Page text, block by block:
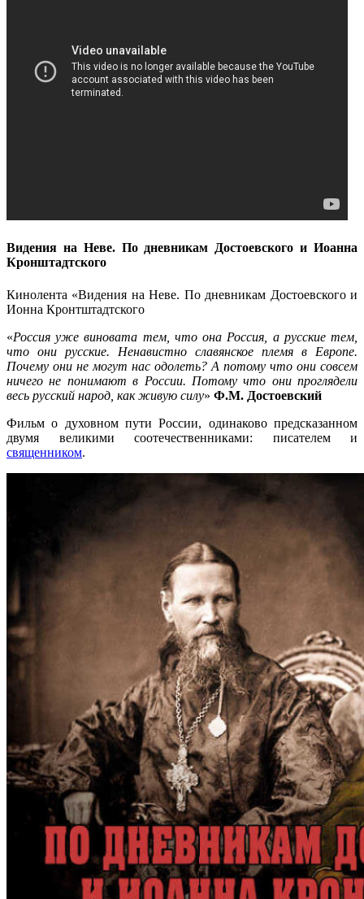
Видения на Неве. По дневникам Достоевского и Иоанна
Кронштадтского
Кинолента «Видения на Неве. По дневникам Достоевского и
Ионна Кронтштадтского
«Россия уже виновата тем, что она Россия, а русские тем,
что они русские. Ненавистно славянское племя в Европе.
Почему они не могут нас одолеть? А потому что они совсем
ничего не понимают в России. Потому что они проглядели
весь русский народ, как живую силу» Ф.М. Достоевский
Фильм о духовном пути России, одинаково предсказанном
двумя великими соотечественниками: писателем и
священником.